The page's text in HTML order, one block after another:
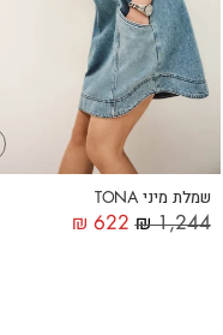
שמלת מיני TONA
₪1,244
₪ 622